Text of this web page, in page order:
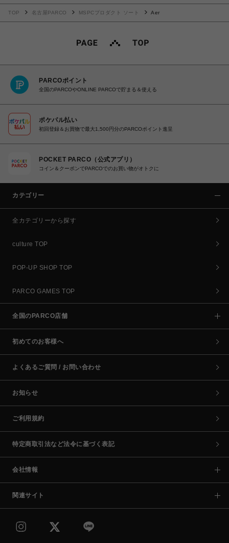
TOP 名古屋PARCO MSPCプロダクト ソート Aer
PARCOポイント
全国のPARCOやONLINE PARCOで貯まる＆使える
ポケパル払い
初回登録＆お買物で最大1,500円分のPARCOポイント進呈
POCKET PARCO（公式アプリ）
コイン＆クーポンでPARCOでのお買い物がオトクに
カテゴリー
全カテゴリーから探す
culture TOP
POP-UP SHOP TOP
PARCO GAMES TOP
全国のPARCO店舗
初めてのお客様へ
よくあるご質問 / お問い合わせ
お知らせ
ご利用規約
特定商取引法など法令に基づく表記
会社情報
関連サイト